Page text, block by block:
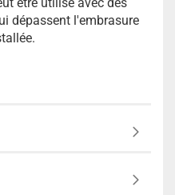
dépassent l'embrasure